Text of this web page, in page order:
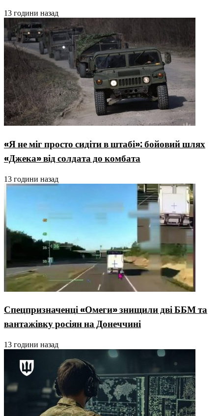
13 години назад
«Я не міг просто сидіти в штабі»: бойовий шлях
«Джека» від солдата до комбата
13 години назад
Спецпризначенці «Омеги» знищили дві ББМ та
вантажівку росіян на Донеччині
13 години назад